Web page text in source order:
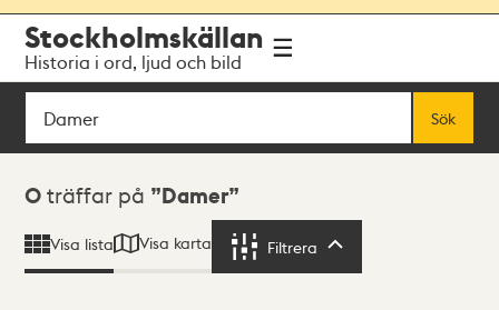
navigationen
huvudinnehållet
Stockholmskällan
Historia i ord, ljud och bild
Sök
Sök
Sökresultat
0 träffar på Damer
Visa lista Visa karta Filtrera